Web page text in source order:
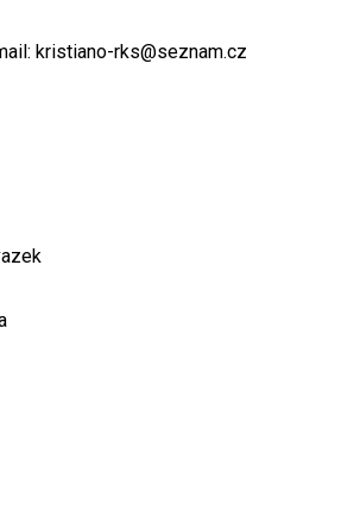
kristiano-rks@seznam.cz